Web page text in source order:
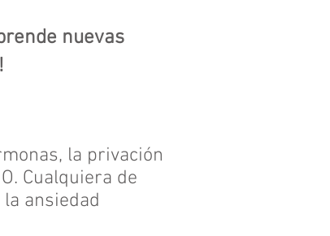
nuevas
la privación
Cualquiera de
ansiedad